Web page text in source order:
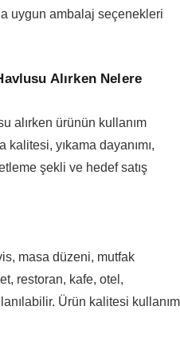
uygun ambalaj seçenekleri
Alırken Nelere
alırken ürünün kullanım
yıkama dayanımı,
şekli ve hedef satış
masa düzeni, mutfak
restoran, kafe, otel,
Ürün kalitesi kullanım